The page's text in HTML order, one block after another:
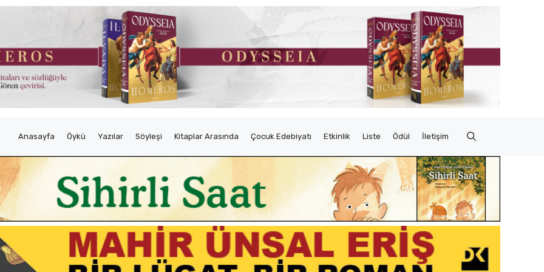
Anasayfa Öykü Yazılar Söyleşi Kitaplar Arasında Çocuk Edebiyatı Etkinlik Liste Ödül İletişim